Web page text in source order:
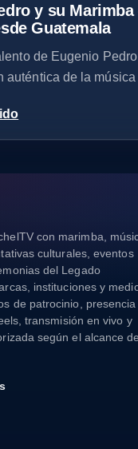
y su
Guatemala
de Eugenio
auténtica de la
con marimba,
culturales, eventos
del Legado
instituciones y
de patrocinio, presencia
transmisión en vivo y
según el alcance de